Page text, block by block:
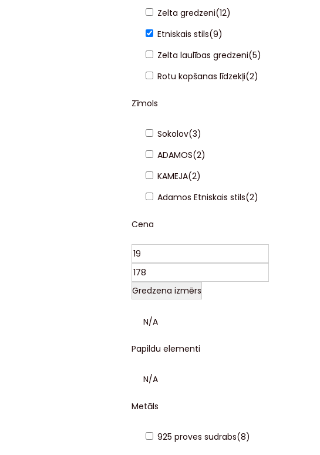
Zelta gredzeni(12)
Etniskais stils(9)
Zelta laulības gredzeni(5)
Rotu kopšanas līdzekļi(2)
Zīmols
Sokolov(3)
ADAMOS(2)
KAMEJA(2)
Adamos Etniskais stils(2)
Cena
Gredzena izmērs
N/A
Papildu elementi
N/A
Metāls
925 proves sudrabs(8)